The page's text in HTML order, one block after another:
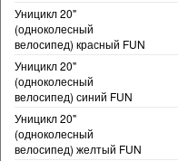
Уницикл 20"
(одноколесный
велосипед) красный FUN
Уницикл 20"
(одноколесный
велосипед) синий FUN
Уницикл 20"
(одноколесный
велосипед) желтый FUN